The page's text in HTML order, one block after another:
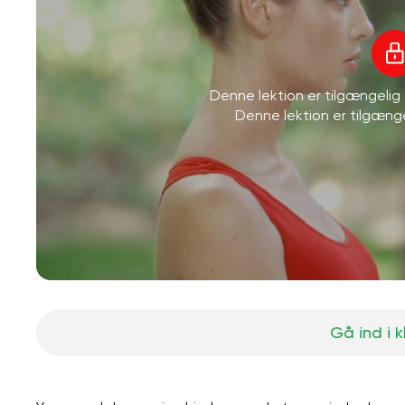
Denne lektion er tilgængelig
Denne lektion er
Gå ind i